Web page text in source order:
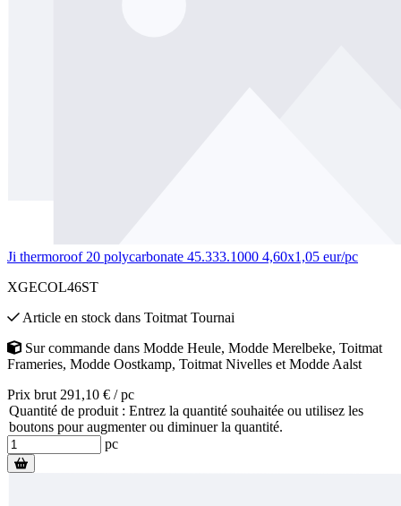
Ji thermoroof 20 polycarbonate 45.333.1000 4,60x1,05 eur/pc
XGECOL46ST
Article en stock dans Toitmat Tournai
Sur commande dans Modde Heule, Modde Merelbeke, Toitmat
Frameries, Modde Oostkamp, Toitmat Nivelles et Modde Aalst
Prix brut 291,10 € / pc
Quantité de produit : Entrez la quantité souhaitée ou utilisez les
boutons pour augmenter ou diminuer la quantité.
pc